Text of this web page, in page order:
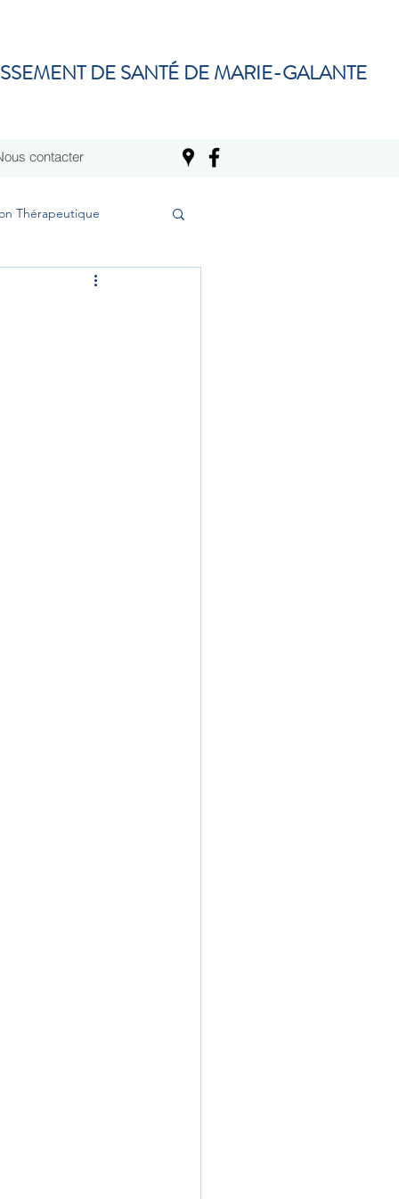
DE SANTÉ DE MARIE-GALANTE
contacter
Thérapeutique